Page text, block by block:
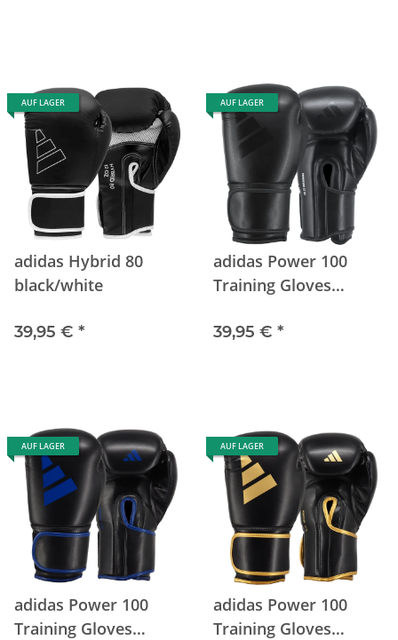
AUF LAGER
adidas Hybrid 80
black/white
39,95 € *
AUF LAGER
adidas Power 100
Training Gloves
39,95 € *
AUF LAGER
adidas Power 100
Training Gloves
AUF LAGER
adidas Power 100
Training Gloves